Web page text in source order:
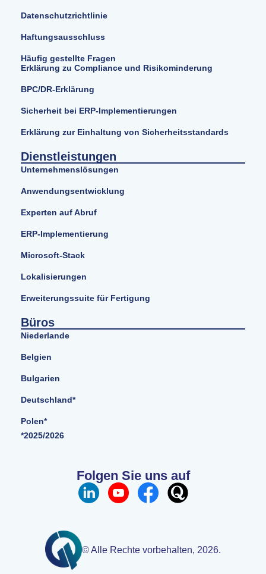
Datenschutzrichtlinie
Haftungsausschluss
Häufig gestellte Fragen
Erklärung zu Compliance und Risikominderung
BPC/DR-Erklärung
Sicherheit bei ERP-Implementierungen
Erklärung zur Einhaltung von Sicherheitsstandards
Dienstleistungen
Unternehmenslösungen
Anwendungsentwicklung
Experten auf Abruf
ERP-Implementierung
Microsoft-Stack
Lokalisierungen
Erweiterungssuite für Fertigung
Büros
Niederlande
Belgien
Bulgarien
Deutschland*
Polen*
*2025/2026
Folgen Sie uns auf
© Alle Rechte vorbehalten, 2026.